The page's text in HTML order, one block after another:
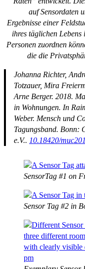
auf Sensordaten
Ergebnisse einer
ihres täglichen Lebens
Personen zuordnen
die die
Johanna Richter,
Totzauer, Mira
Arne Berger. 2018.
in Wohnungen. In
Weber. Mensch und
Tagungsband. Bonn:
e.V.. 10.18420/
SensorTag #1 on
Sensor Tag #2 in